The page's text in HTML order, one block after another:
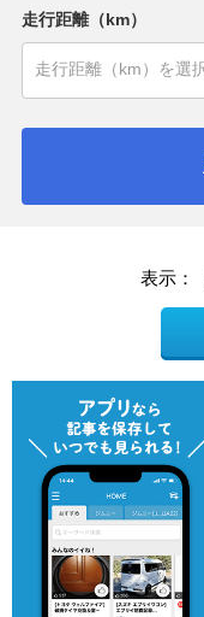
走行距離（km）
表示：